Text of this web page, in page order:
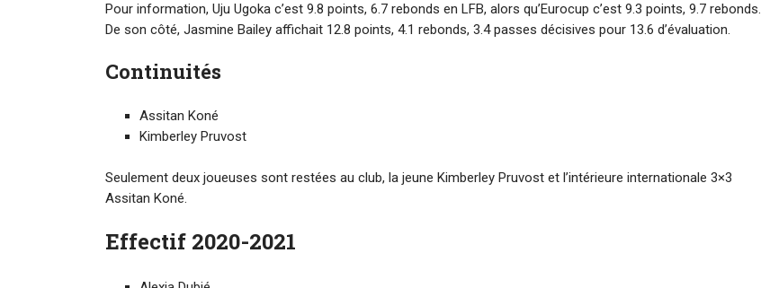
Pour information, Uju Ugoka c’est 9.8 points, 6.7 rebonds en LFB, alors qu’Eurocup c’est 9.3 points, 9.7 rebonds.
De son côté, Jasmine Bailey affichait 12.8 points, 4.1 rebonds, 3.4 passes décisives pour 13.6 d’évaluation.
Continuités
Assitan Koné
Kimberley Pruvost
Seulement deux joueuses sont restées au club, la jeune Kimberley Pruvost et l’intérieure internationale 3×3
Assitan Koné.
Effectif 2020-2021